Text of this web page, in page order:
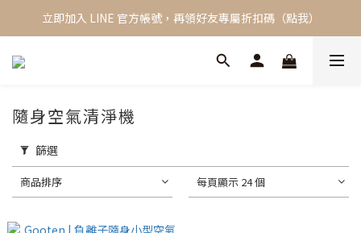
新會員限定，加入會員立即獲得 NT$100 購物金
立即加入 LINE 官方帳號，再領好友專屬折扣碼（點我）
全館單筆滿 2000 免運費
隨身空氣清淨機
篩選
商品排序 每頁顯示 24 個